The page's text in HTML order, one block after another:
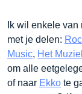
Ik wil enkele
met je delen:
Music, Het
om alle
of naar Ekko te